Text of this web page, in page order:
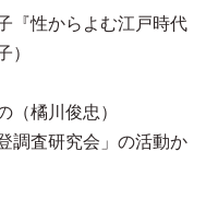
『性からよむ江戸時代
）
橘川俊忠）
調査研究会」の活動か